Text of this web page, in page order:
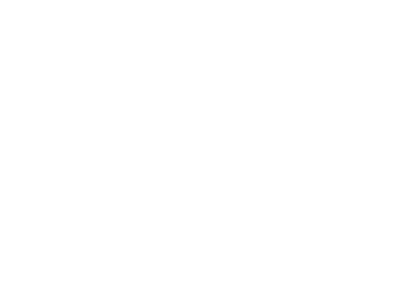
CNA menționează că au fost
transport și asupra persoanelor
circumstanțelor cauzei,